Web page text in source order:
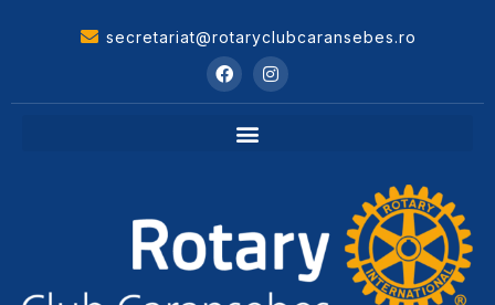
secretariat@rotaryclubcaransebes.ro